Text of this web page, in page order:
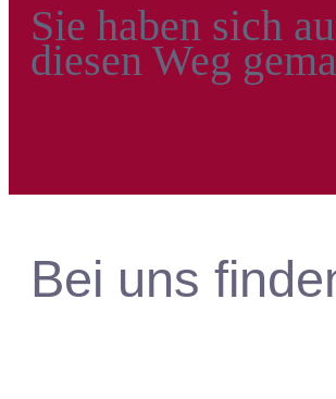
Sie haben sich
diesen Weg
Bei uns